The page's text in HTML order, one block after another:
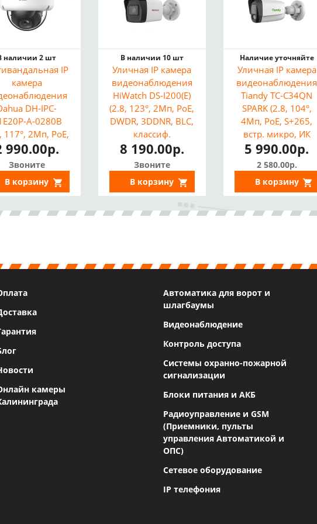
наличии 2 шт
IP
камера
DH-IPC-
A-0280B
117°, 2Мп, PoE,
DWDR,
IP67, ИК 30м)
990.00р.
Звоните
В корзину
В наличии 10 шт
Уличная IP камера
видеонаблюдения
HiWatch DS-I200(E)
(2.8, 123°, 2Мп, PoE,
DWDR, 3DDNR, BLC,
классиф.
"Человек"/"ТС",
H.265+, EXIR 30м,
IP67)
8 190.00р.
Звоните
В корзину
Наличие уточняйте
Уличная IP камера
видеонаблюдения
Tiandy TC-C34QN
SPARK (2.8, 104°,
4Мп, PoE, S+265,
встр. микро, ИК
30м, макролон,
IP67)
5 990.00р.
2 580.00р.
В корзину
камеры
Автоматика для ворот и
шлагбаумы
Видеонаблюдение
Контроль доступа
Системы охранно-пожарной
сигнализации
Блоки питания и АКБ
Радиоуправление и GSM
(Приемники, пульты
управления Автоматикой и
ОПС)
Сетевое оборудование
IP телефония